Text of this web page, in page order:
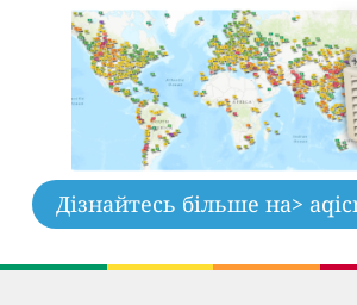
Дізнайтесь більше на>